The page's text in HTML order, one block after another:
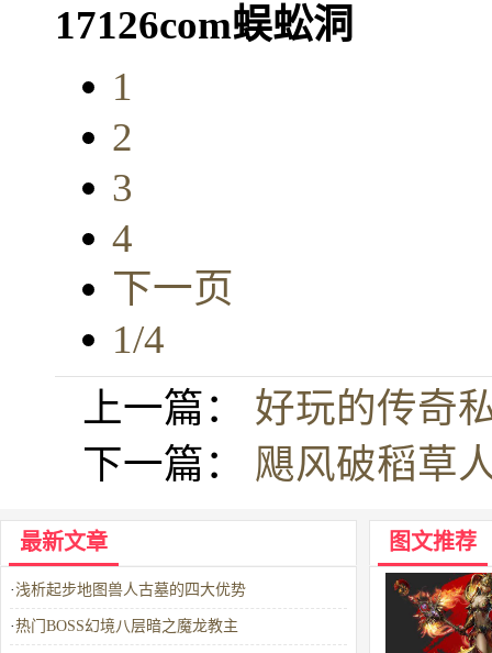
17126com蜈蚣洞
1
2
3
4
下一页
1/4
上一篇： 好玩的传奇
下一篇： 飓风破稻草
最新文章
·浅析起步地图兽人古墓的四大优势
·热门BOSS幻境八层暗之魔龙教主
图文推荐